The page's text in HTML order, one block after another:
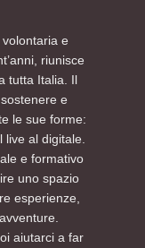
e
riunisce
tutta Italia. Il
e
le sue forme:
al digitale.
e formativo
uno spazio
esperienze,
aiutarci a far